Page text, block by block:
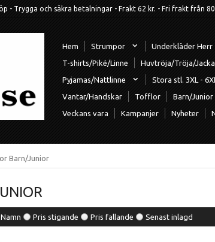
- Trygga och säkra betalningar - Frakt 62 kr. - Fri frakt från
Hem Strumpor Underkläder Herr
T-shirts/Piké/Linne
Huvtröja/Tröja/
Pyjamas/Nattlinne
Stora stl. 3XL - 6XL
Vantar/Handskar
Tofflor Barn/Junior
Veckans vara
Kampanjer Nyheter
Barn/Junior
Namn Pris stigande Pris fallande Senast inlagd